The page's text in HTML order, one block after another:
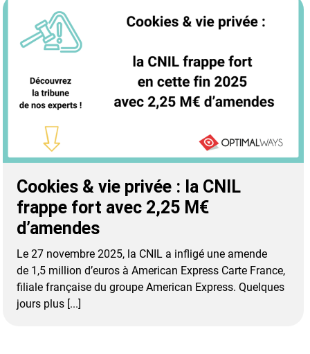
Cookies & vie privée : la CNIL
frappe fort avec 2,25 M€
d’amendes
Le 27 novembre 2025, la CNIL a infligé une amende
de 1,5 million d’euros à American Express Carte France,
filiale française du groupe American Express. Quelques
jours plus [...]